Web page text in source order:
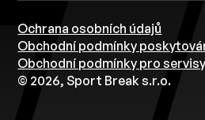
Ochrana osobních údajů
Obchodní podmínky
Obchodní podmínky pro servisy
© 2026, Sport Break s.r.o.